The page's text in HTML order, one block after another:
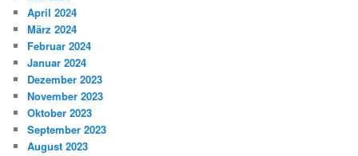
April 2024
März 2024
Februar 2024
Januar 2024
Dezember 2023
November 2023
Oktober 2023
September 2023
August 2023